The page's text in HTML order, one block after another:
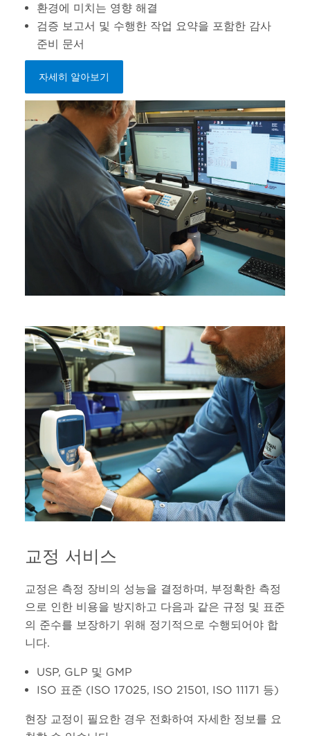
환경에 미치는 영향 해결
검증 보고서 및 수행한 작업 요약을 포함한 감사
준비 문서
자세히 알아보기
교정 서비스
교정은 측정 장비의 성능을 결정하며, 부정확한 측정
으로 인한 비용을 방지하고 다음과 같은 규정 및 표준
의 준수를 보장하기 위해 정기적으로 수행되어야 합
니다.
USP, GLP 및 GMP
ISO 표준 (ISO 17025, ISO 21501, ISO 11171 등)
현장 교정이 필요한 경우 전화하여 자세한 정보를 요